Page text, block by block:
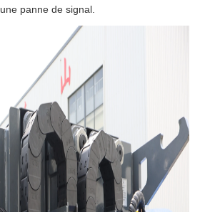
panne de signal.